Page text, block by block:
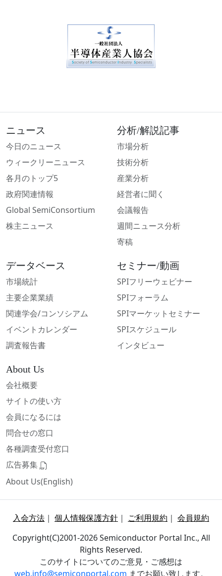
ニュース
今日のニュース
ウィークリーニュース
各月のトップ5
政府関連情報
Global SemiConsortium
株主ニュース
分析/解説記事
市場分析
技術分析
産業分析
経営者に聞く
会議報告
週間ニュース分析
寄稿
データベース
市場統計
主要企業業績
関連学会/コンソシアム
イベントカレンダー
調査報告書
セミナー/動画
SPIフリーウェビナー
SPIフォーラム
SPIマーケットセミナー
SPIスケジュール
インタビュー
About Us
会社概要
サイトの使い方
会員になるには
問合せの窓口
各種調査受付窓口
広告募集
About Us(English)
入会方法 ｜ 個人情報保護方針 ｜ ご利用規約 ｜ 会員規約
Copyright(C)2001-2026 Semiconductor Portal Inc., All
Rights Reserved.
このサイトについてのご意見・ご感想は
web.info@semiconportal.com までお願い致します。